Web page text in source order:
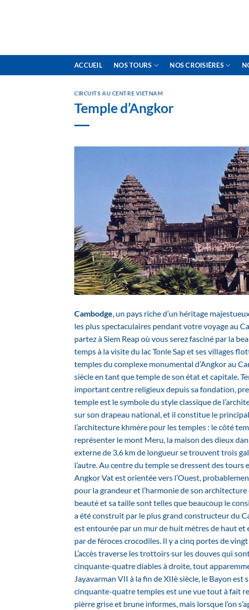
ACCUEIL NOS TOURS NOS CROISIÈRES
CIRCUITS AU CENTRE VIETNAM
Temple d’Angkor
Cambodge , un pays riche d’un héritage
les plus spectaculaires pendant votre voyage au
partez à Siem Reap où vous serez fasciné par la
temps à la visite du lac Tonle Sap et ses villages
temples du complexe monumental d’Angkor au
siècle en tant que temple de son état et capitale.
important centre religieux depuis sa fondation,
temple est le symbole du style classique de
sur son drapeau national, et il constitue le
l’architecture khmère pour les temples : le côté
représenter le mont Meru, la maison des dieux
externe de 3,6 km de longueur se trouvent trois
l’autre. Au centre du temple se dressent des
Angkor Vat est orientée vers l’Ouest,
pour la grandeur et l’harmonie de son
beauté et sa taille sont telles que beaucoup le
a été construit par le plus grand constructeur du
est entourée par un mur de huit mètres de haut
par de féroces crocodiles. Il y a cinq portes de
L’accès traverse les trottoirs sur les douves qui
cinquante-quatre diables à droite, tout
Jayavarman VII à la fin de XIIè siècle, le Bayon
cinquante-quatre temples est une vue tout à fait
pièrre grise et brune informes, mais lorsque l’on